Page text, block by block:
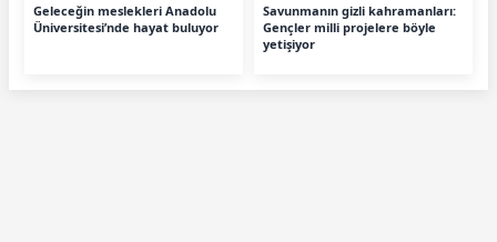
Geleceğin meslekleri Anadolu
Üniversitesi’nde hayat buluyor
Savunmanın gizli kahramanları:
Gençler milli projelere böyle
yetişiyor